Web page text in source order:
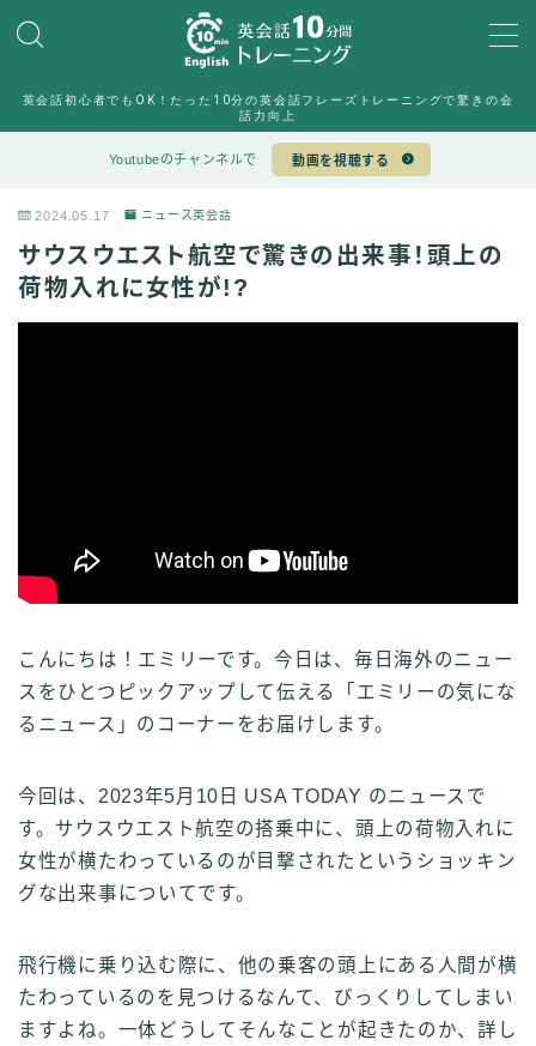
英会話初心者でもOK！たった10分の英会話フレーズトレーニングで驚きの会
話力向上
10min English運営チーム
Sample Page
デモプリセット記事 #6
プライバシーポリシー
プライバシーポリシー
利用規約／特定商取引法に基づく表記
Youtubeのチャンネルで 動画を視聴する
2024.05.17 ニュース英会話
サウスウエスト航空で驚きの出来事！頭上の
荷物入れに女性が!?
こんにちは！エミリーです。今日は、毎日海外のニュー
スをひとつピックアップして伝える「エミリーの気にな
るニュース」のコーナーをお届けします。
今回は、2023年5月10日 USA TODAY のニュースで
す。サウスウエスト航空の搭乗中に、頭上の荷物入れに
女性が横たわっているのが目撃されたというショッキン
グな出来事についてです。
飛行機に乗り込む際に、他の乗客の頭上にある人間が横
たわっているのを見つけるなんて、びっくりしてしまい
ますよね。一体どうしてそんなことが起きたのか、詳し